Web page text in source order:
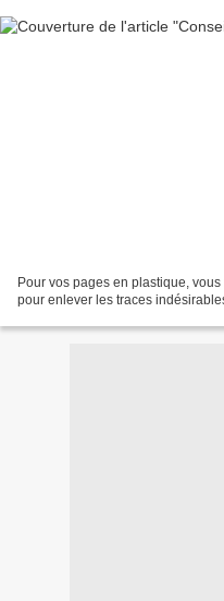
Pour vos pages en plastique,
pour enlever les traces